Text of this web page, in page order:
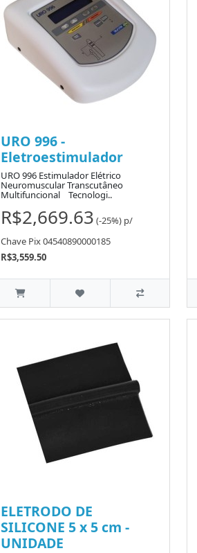
URO 996 -
Eletroestimulador
URO 996 Estimulador Elétrico
Neuromuscular Transcutâneo
Multifuncional Tecnologi..
R$2,669.63 (-25%) p/
Chave Pix 04540890000185
R$3,559.50
ELETRODO DE
SILICONE 5 x 5 cm -
UNIDADE